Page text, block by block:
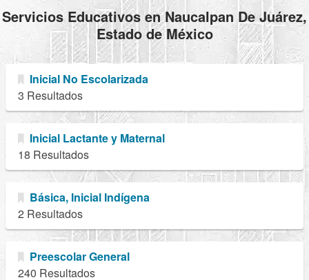
Servicios Educativos en Naucalpan De Juárez,
Estado de México
Inicial No Escolarizada
3 Resultados
Inicial Lactante y Maternal
18 Resultados
Básica, Inicial Indígena
2 Resultados
Preescolar General
240 Resultados